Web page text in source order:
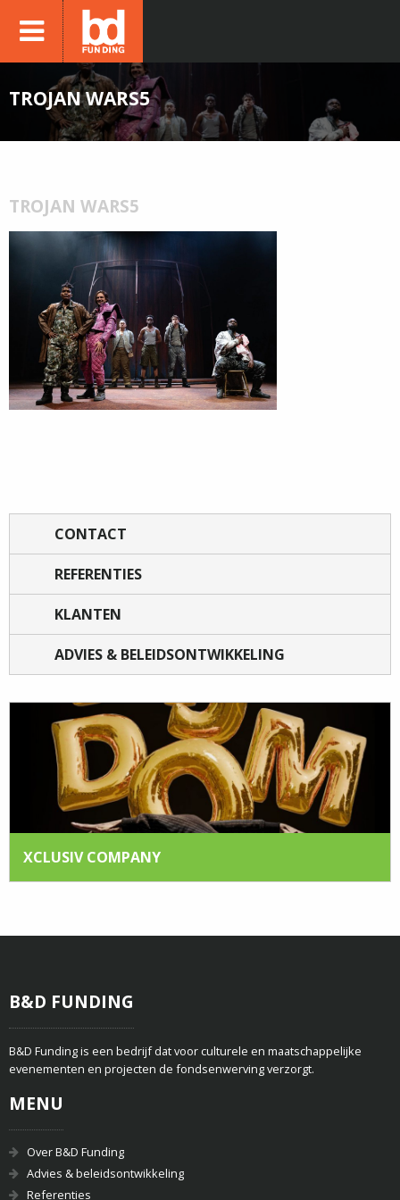
TROJAN WARS5
TROJAN WARS5
CONTACT
REFERENTIES
KLANTEN
ADVIES & BELEIDSONTWIKKELING
XCLUSIV COMPANY
B&D FUNDING
B&D Funding is een bedrijf dat voor culturele en maatschappelijke
evenementen en projecten de fondsenwerving verzorgt.
MENU
Over B&D Funding
Advies & beleidsontwikkeling
Referenties